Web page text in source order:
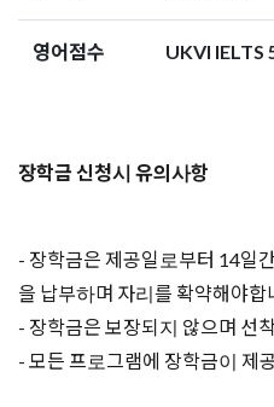
영어점수 UKVI IELTS
장학금 신청시 유의사항
- 장학금은 제공일로부터 14일
을 납부하며 자리를 확약해야합
- 장학금은 보장되지 않으며 선
- 모든 프로그램에 장학금이 제